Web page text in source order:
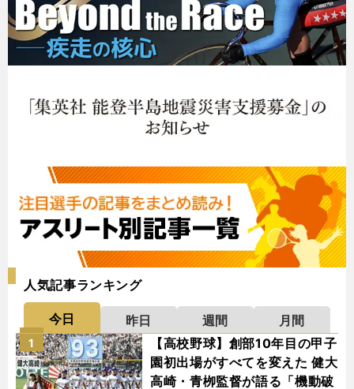
人気記事ランキング
今日 昨日 週間
月間
【高校野球】創部10年目の甲子
園初出場がすべてを変えた 健大
高崎・青栁監督が語る「機動破
1